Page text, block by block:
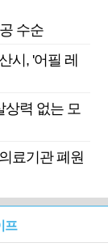
수순
시, '어필 레
력 없는 모
료기관 폐원
프